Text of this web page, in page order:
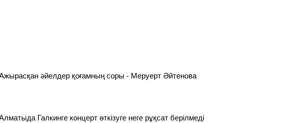
әйелдер қоғамның соры - Меруерт Әйтенова
Галкинге концерт өткізуге неге рұқсат берілмеді